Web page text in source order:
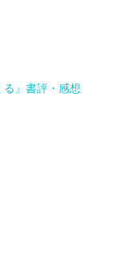
る』書評・感想